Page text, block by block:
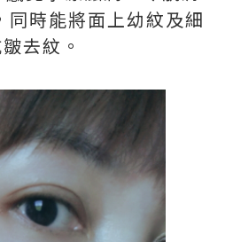
同時能將面上幼紋及細
去紋。